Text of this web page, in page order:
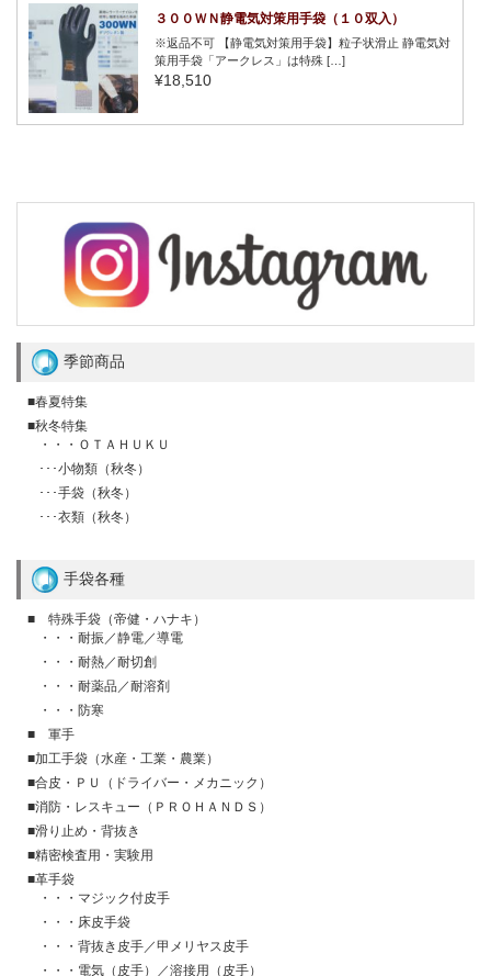
３００ＷＮ静電気対策用手袋（１０双入）
※返品不可 【静電気対策用手袋】粒子状滑止 静電気対
策用手袋「アークレス」は特殊 […]
¥18,510
季節商品
■春夏特集
■秋冬特集
・・・ＯＴＡＨＵＫＵ
･･･小物類（秋冬）
･･･手袋（秋冬）
･･･衣類（秋冬）
手袋各種
■ 特殊手袋（帝健・ハナキ）
・・・耐振／静電／導電
・・・耐熱／耐切創
・・・耐薬品／耐溶剤
・・・防寒
■ 軍手
■加工手袋（水産・工業・農業）
■合皮・ＰＵ（ドライバー・メカニック）
■消防・レスキュー（ＰＲＯＨＡＮＤＳ）
■滑り止め・背抜き
■精密検査用・実験用
■革手袋
・・・マジック付皮手
・・・床皮手袋
・・・背抜き皮手／甲メリヤス皮手
・・・電気（皮手）／溶接用（皮手）